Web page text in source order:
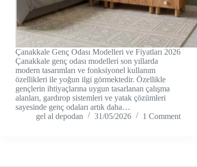
Çanakkale Genç Odası Modelleri ve Fiyatları 2026
Çanakkale genç odası modelleri son yıllarda
modern tasarımları ve fonksiyonel kullanım
özellikleri ile yoğun ilgi görmektedir. Özellikle
gençlerin ihtiyaçlarına uygun tasarlanan çalışma
alanları, gardırop sistemleri ve yatak çözümleri
sayesinde genç odaları artık daha…
gel al depodan
31/05/2026 1 Comment